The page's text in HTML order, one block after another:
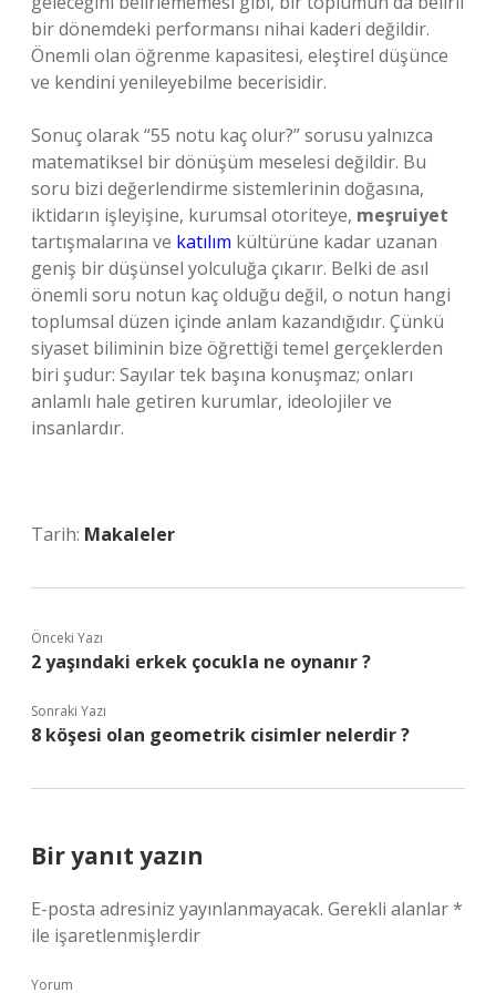
bir dönemdeki performansı nihai kaderi değildir.
Önemli olan öğrenme kapasitesi, eleştirel düşünce
ve kendini yenileyebilme becerisidir.
Sonuç olarak “55 notu kaç olur?” sorusu yalnızca
matematiksel bir dönüşüm meselesi değildir. Bu
soru bizi değerlendirme sistemlerinin doğasına,
iktidarın işleyişine, kurumsal otoriteye, meşruiyet
tartışmalarına ve katılım kültürüne kadar uzanan
geniş bir düşünsel yolculuğa çıkarır. Belki de asıl
önemli soru notun kaç olduğu değil, o notun hangi
toplumsal düzen içinde anlam kazandığıdır. Çünkü
siyaset biliminin bize öğrettiği temel gerçeklerden
biri şudur: Sayılar tek başına konuşmaz; onları
anlamlı hale getiren kurumlar, ideolojiler ve
insanlardır.
Tarih: Makaleler
Önceki Yazı
2 yaşındaki erkek çocukla ne oynanır ?
Sonraki Yazı
8 köşesi olan geometrik cisimler nelerdir ?
Bir yanıt yazın
E-posta adresiniz yayınlanmayacak. Gerekli alanlar*
ile işaretlenmişlerdir
Yorum